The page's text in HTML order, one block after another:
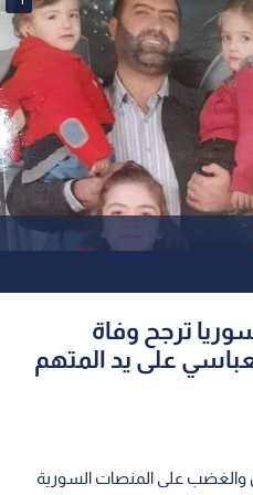
ترجح وفاة
على يد المتهم
والغضب على المنصات السورية